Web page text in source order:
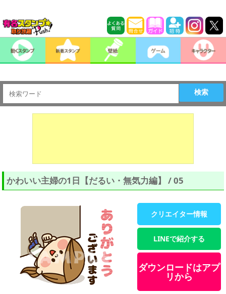
検索
かわいい主婦の1日【だるい・無気力編】 / 05
クリエイター情報
LINEで紹介する
ダウンロードはアプ
リから